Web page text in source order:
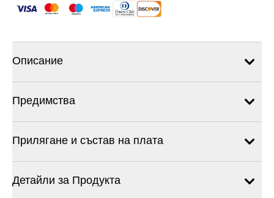
Описание
Предимства
Прилягане и състав на плата
Детайли за Продукта